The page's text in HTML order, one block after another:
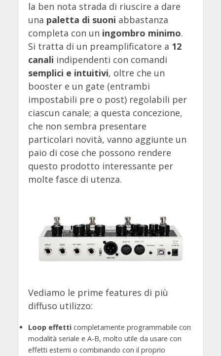
la ben nota strada di riuscire a dare
una paletta di suoni abbastanza
completa con un ingombro minimo.
Si tratta di un preamplificatore a 12
canali indipendenti con comandi
semplici e intuitivi, oltre che un
booster e un gate (entrambi
impostabili pre o post) regolabili per
ciascun canale; a questa concezione,
che non sembra presentare
particolari novità, vanno aggiunte un
paio di cose che possono rendere
questo prodotto interessante per
molte fasce di utenza.
Vediamo le prime features di più
diffuso utilizzo:
Loop effetticompletamente programmabile con
modalità seriale e A-B, molto utile da usare con
effetti esterni o combinando con il proprio